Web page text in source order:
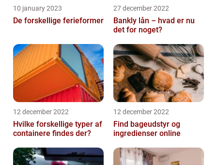
10 january 2023
De forskellige ferieformer
27 december 2022
Bankly lån – hvad er nu
det for noget?
12 december 2022
Hvilke forskellige typer af
containere findes der?
12 december 2022
Find bageudstyr og
ingredienser online